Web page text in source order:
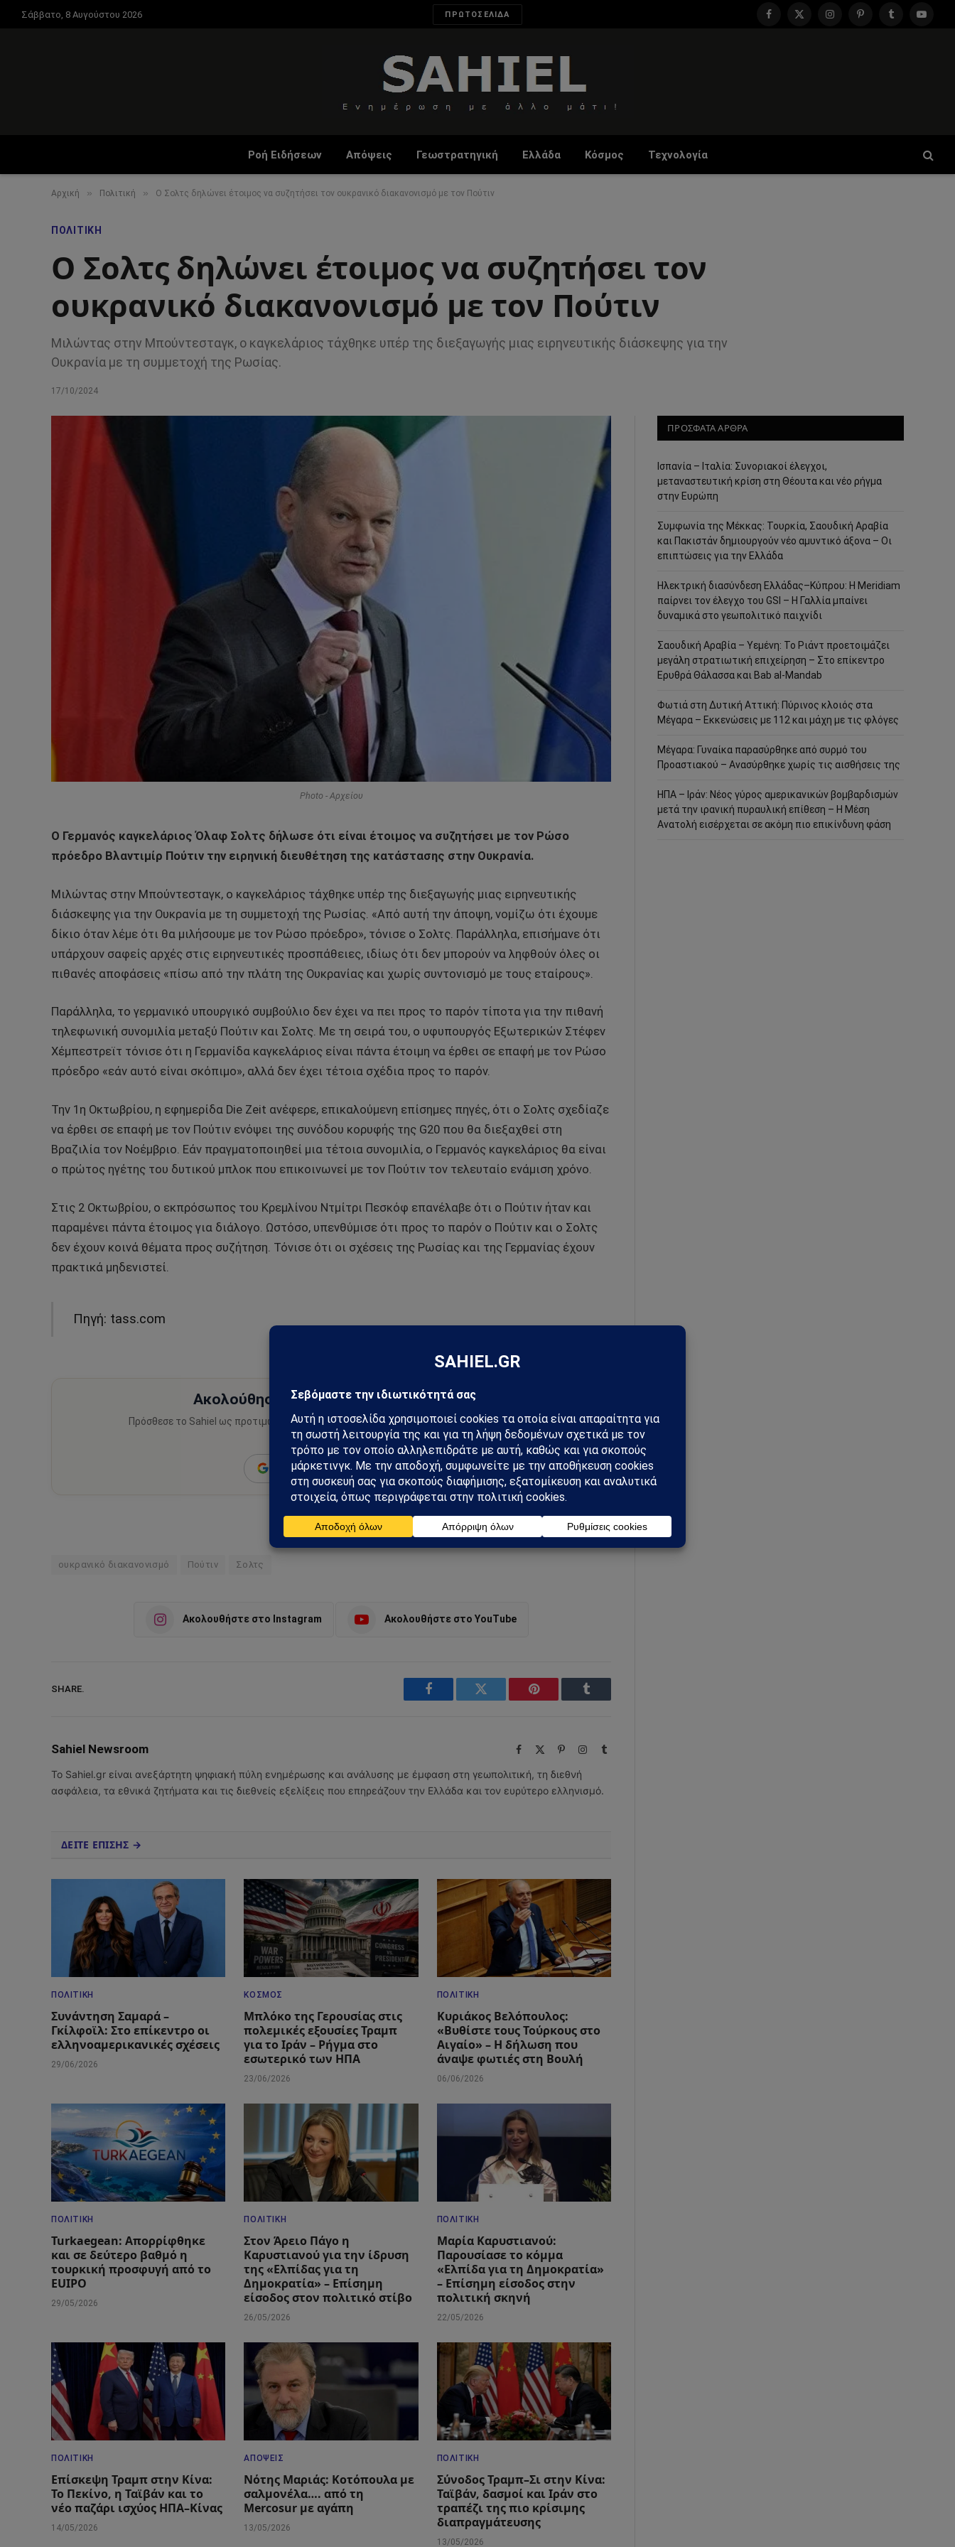
Σάββατο, 8 Αυγούστου 2026 ΠΡΩΤΟΣΕΛΙΔΑ
Facebook
X
InstagramPinterestTumblr
Ροή Ειδήσεων Απόψεις Γεωστρατηγική Ελλάδα Κόσμος Τεχνολογία
Αρχική » Πολιτική » Ο Σολτς δηλώνει έτοιμος να συζητήσει τον ουκρανικό διακανονισμό με τον Πούτιν
ΠΟΛΙΤΙΚΉ
Ο Σολτς δηλώνει έτοιμος να συζητήσει τον
ουκρανικό διακανονισμό με τον Πούτιν
Μιλώντας στην Μπούντεσταγκ, ο καγκελάριος τάχθηκε υπέρ της διεξαγωγής μιας ειρηνευτικής διάσκεψης για την
Ουκρανία με τη συμμετοχή της Ρωσίας.
17/10/2024
Photo - Αρχείου
Ο Γερμανός καγκελάριος Όλαφ Σολτς δήλωσε ότι είναι έτοιμος να συζητήσει με τον Ρώσο
πρόεδρο Βλαντιμίρ Πούτιν την ειρηνική διευθέτηση της κατάστασης στην Ουκρανία.
Μιλώντας στην Μπούντεσταγκ, ο καγκελάριος τάχθηκε υπέρ της διεξαγωγής μιας ειρηνευτικής
διάσκεψης για την Ουκρανία με τη συμμετοχή της Ρωσίας. «Από αυτή την άποψη, νομίζω ότι έχουμε
δίκιο όταν λέμε ότι θα μιλήσουμε με τον Ρώσο πρόεδρο», τόνισε ο Σολτς. Παράλληλα, επισήμανε ότι
υπάρχουν σαφείς αρχές στις ειρηνευτικές προσπάθειες, ιδίως ότι δεν μπορούν να ληφθούν όλες οι
πιθανές αποφάσεις «πίσω από την πλάτη της Ουκρανίας και χωρίς συντονισμό με τους εταίρους».
Παράλληλα, το γερμανικό υπουργικό συμβούλιο δεν έχει να πει προς το παρόν τίποτα για την πιθανή
τηλεφωνική συνομιλία μεταξύ Πούτιν και Σολτς. Με τη σειρά του, ο υφυπουργός Εξωτερικών Στέφεν
Χέμπεστρεϊτ τόνισε ότι η Γερμανίδα καγκελάριος είναι πάντα έτοιμη να έρθει σε επαφή με τον Ρώσο
πρόεδρο «εάν αυτό είναι σκόπιμο», αλλά δεν έχει τέτοια σχέδια προς το παρόν.
Την 1η Οκτωβρίου, η εφημερίδα Die Zeit ανέφερε, επικαλούμενη επίσημες πηγές, ότι ο Σολτς σχεδίαζε
να έρθει σε επαφή με τον Πούτιν ενόψει της συνόδου κορυφής της G20 που θα διεξαχθεί στη
Βραζιλία τον Νοέμβριο. Εάν πραγματοποιηθεί μια τέτοια συνομιλία, ο Γερμανός καγκελάριος θα είναι
ο πρώτος ηγέτης του δυτικού μπλοκ που επικοινωνεί με τον Πούτιν τον τελευταίο ενάμιση χρόνο.
Στις 2 Οκτωβρίου, ο εκπρόσωπος του Κρεμλίνου Ντμίτρι Πεσκόφ επανέλαβε ότι ο Πούτιν ήταν και
παραμένει πάντα έτοιμος για διάλογο. Ωστόσο, υπενθύμισε ότι προς το παρόν ο Πούτιν και ο Σολτς
δεν έχουν κοινά θέματα προς συζήτηση. Τόνισε ότι οι σχέσεις της Ρωσίας και της Γερμανίας έχουν
πρακτικά μηδενιστεί.
Πηγή: tass.com
Ακολούθησε το Sahiel στο Google News
Πρόσθεσε το Sahiel ως προτιμώμενη πηγή για να λαμβάνεις πρώτος τις σημαντικότερες
ειδήσεις και αναλύσεις.
Add as a preferred source
ουκρανικό διακανονισμό Πούτιν Σολτς
Ακολουθήστε στο Instagram Ακολουθήστε στο YouTube
SHARE.
Facebook Twitter Pinterest Tumblr
Sahiel Newsroom Facebook PinterestInstagram
Tumblr
Το Sahiel.gr είναι ανεξάρτητη ψηφιακή πύλη ενημέρωσης και ανάλυσης με έμφαση στη γεωπολιτική, τη διεθνή
ασφάλεια, τα εθνικά ζητήματα και τις διεθνείς εξελίξεις που επηρεάζουν την Ελλάδα και τον ευρύτερο ελληνισμό.
ΔΕΙΤΕ ΕΠΙΣΗΣ →
ΠΟΛΙΤΙΚΉ
Συνάντηση Σαμαρά –
Γκίλφοϊλ: Στο επίκεντρο οι
ελληνοαμερικανικές σχέσεις
29/06/2026
ΚΌΣΜΟΣ
Μπλόκο της Γερουσίας στις
πολεμικές εξουσίες Τραμπ
για το Ιράν – Ρήγμα στο
εσωτερικό των ΗΠΑ
23/06/2026
ΠΟΛΙΤΙΚΉ
Κυριάκος Βελόπουλος:
«Βυθίστε τους Τούρκους στο
Αιγαίο» – Η δήλωση που
άναψε φωτιές στη Βουλή
06/06/2026
ΠΟΛΙΤΙΚΉ
Turkaegean: Απορρίφθηκε
και σε δεύτερο βαθμό η
τουρκική προσφυγή από το
EUIPO
29/05/2026
ΠΟΛΙΤΙΚΉ
Στον Άρειο Πάγο η
Καρυστιανού για την ίδρυση
της «Ελπίδας για τη
Δημοκρατία» – Επίσημη
είσοδος στον πολιτικό στίβο
26/05/2026
ΠΟΛΙΤΙΚΉ
Μαρία Καρυστιανού:
Παρουσίασε το κόμμα
«Ελπίδα για τη Δημοκρατία»
– Επίσημη είσοδος στην
πολιτική σκηνή
22/05/2026
ΠΟΛΙΤΙΚΉ
Επίσκεψη Τραμπ στην Κίνα:
Το Πεκίνο, η Ταϊβάν και το
νέο παζάρι ισχύος ΗΠΑ–Κίνας
14/05/2026
ΑΠΌΨΕΙΣ
Νότης Μαριάς: Κοτόπουλα με
σαλμονέλα…. από τη
Mercosur με αγάπη
13/05/2026
ΠΟΛΙΤΙΚΉ
Σύνοδος Τραμπ–Σι στην Κίνα:
Ταϊβάν, δασμοί και Ιράν στο
τραπέζι της πιο κρίσιμης
διαπραγμάτευσης
13/05/2026
ΠΡΟΣΦΑΤΑ ΑΡΘΡΑ
Ισπανία – Ιταλία: Συνοριακοί έλεγχοι,
μεταναστευτική κρίση στη Θέουτα και νέο ρήγμα
στην Ευρώπη
Συμφωνία της Μέκκας: Τουρκία, Σαουδική Αραβία
και Πακιστάν δημιουργούν νέο αμυντικό άξονα – Οι
επιπτώσεις για την Ελλάδα
Ηλεκτρική διασύνδεση Ελλάδας–Κύπρου: Η Meridiam
παίρνει τον έλεγχο του GSI – Η Γαλλία μπαίνει
δυναμικά στο γεωπολιτικό παιχνίδι
Σαουδική Αραβία – Υεμένη: Το Ριάντ προετοιμάζει
μεγάλη στρατιωτική επιχείρηση – Στο επίκεντρο
Ερυθρά Θάλασσα και Bab al-Mandab
Φωτιά στη Δυτική Αττική: Πύρινος κλοιός στα
Μέγαρα – Εκκενώσεις με 112 και μάχη με τις φλόγες
Μέγαρα: Γυναίκα παρασύρθηκε από συρμό του
Προαστιακού – Ανασύρθηκε χωρίς τις αισθήσεις της
ΗΠΑ – Ιράν: Νέος γύρος αμερικανικών βομβαρδισμών
μετά την ιρανική πυραυλική επίθεση – Η Μέση
Ανατολή εισέρχεται σε ακόμη πιο επικίνδυνη φάση